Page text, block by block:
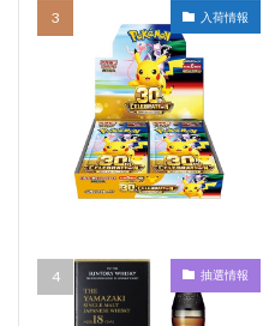
入荷情報
抽選情報